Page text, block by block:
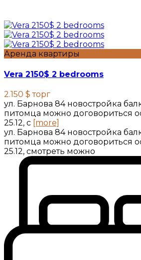
Аренда квартиры
Vera 2150$ 2 bedrooms
2.150 $торг
ул. Барнова 84 новостройка
питомца можно договориться
25.12, с [more]
ул. Барнова 84 новостройка
питомца можно договориться
25.12, смотреть можно